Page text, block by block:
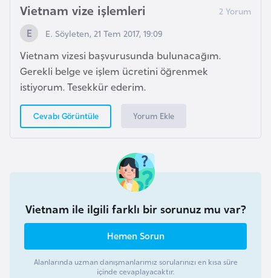
Vietnam vize işlemleri
E. Söyleten, 21 Tem 2017, 19:09
Vietnam vizesi başvurusunda bulunacağım.
Gerekli belge ve işlem ücretini öğrenmek
istiyorum. Tesekkür ederim.
Cevabı Görüntüle Yorum Ekle
Vietnam ile ilgili farklı bir sorunuz mu var?
Hemen Sorun
Alanlarında uzman danışmanlarımız sorularınızı en kısa süre
içinde cevaplayacaktır.
İ
s
v
e
ç
İ
s
v